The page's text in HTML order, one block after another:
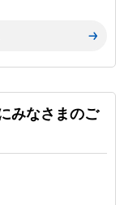
みなさまのご